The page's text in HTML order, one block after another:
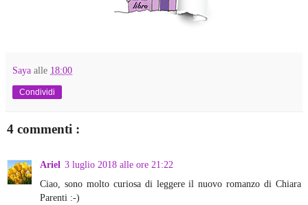
Saya alle 18:00
Condividi
4 commenti :
Ariel 3 luglio 2018 alle ore 21:22
Ciao, sono molto curiosa di leggere il nuovo romanzo di Chiara
Parenti :-)